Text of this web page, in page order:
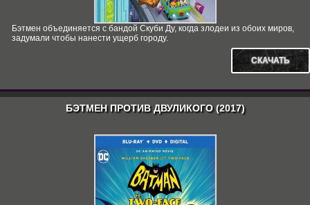
Бэтмен объединяется с бандой Скуби Ду, когда злодеи из обоих миров,
задумали чтобы нанести ущерб городу.
СКАЧАТЬ
БЭТМЕН ПРОТИВ ДВУЛИКОГО (2017)